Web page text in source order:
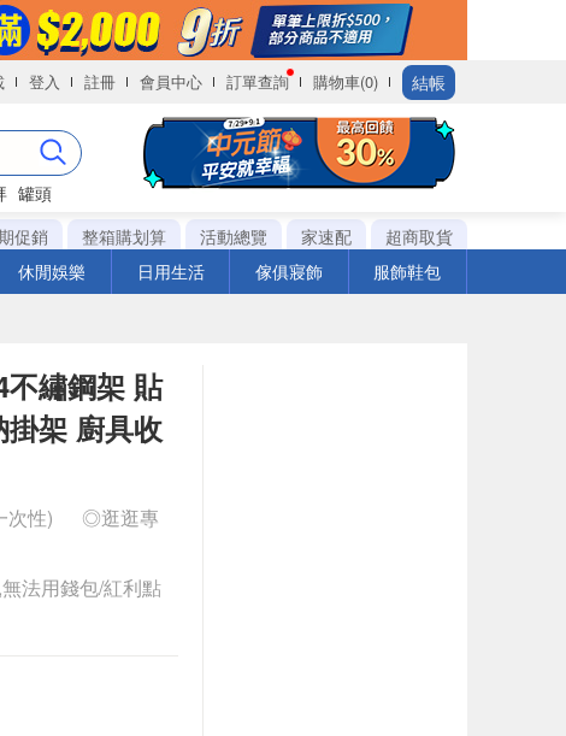
登入 註冊 會員中心 訂單查詢 購物車(0) 結帳
罐頭
促銷 整箱購划算 活動總覽 家速配
超商取貨
休閒娛樂 日用生活 傢俱寢飾 服飾鞋包
繡鋼架 貼
架 廚具收
次性)
◎逛逛專
法用錢包/紅利點